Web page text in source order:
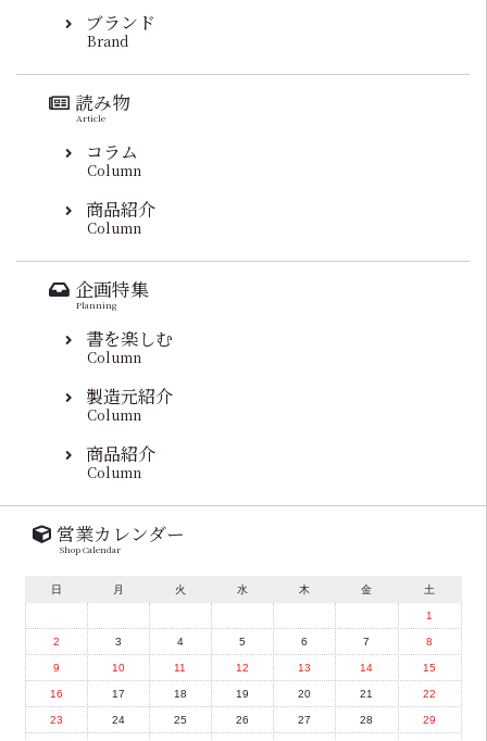
ブランド
Brand
読み物
Article
コラム
Column
商品紹介
Column
企画特集
Planning
書を楽しむ
Column
製造元紹介
Column
商品紹介
Column
営業カレンダー
Shop Calendar
日 月 火 水 木 金 土
1
2 3 4 5 6 7 8
9 10 11 12 13 14 15
16 17 18 19 20 21 22
23 24 25 26 27 28 29